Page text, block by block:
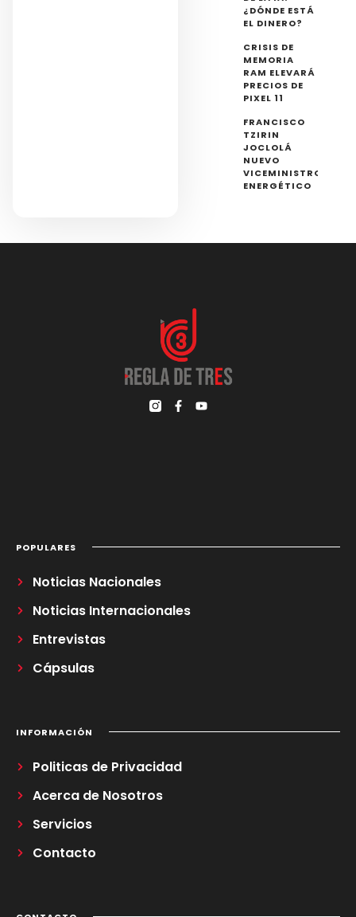
¿DÓNDE ESTÁ
EL DINERO?
CRISIS DE
MEMORIA
RAM ELEVARÁ
PRECIOS DE
PIXEL 11
FRANCISCO
TZIRIN
JOCLOLÁ
NUEVO
VICEMINISTRO
ENERGÉTICO
POPULARES
Noticias Nacionales
Noticias Internacionales
Entrevistas
Cápsulas
INFORMACIÓN
Politicas de Privacidad
Acerca de Nosotros
Servicios
Contacto